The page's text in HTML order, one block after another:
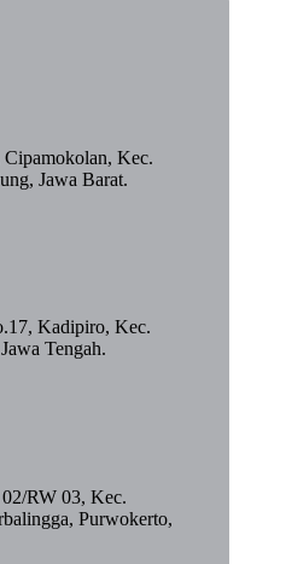
Kec.
Jawa Barat.
Kadipiro, Kec.
Tengah.
RW 03, Kec.
Purwokerto,